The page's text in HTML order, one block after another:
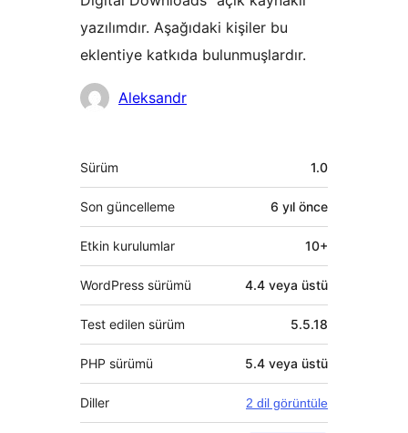
yazılımdır. Aşağıdaki kişiler bu
eklentiye katkıda bulunmuşlardır.
KatkıdaAleksandr
Meta
Sürüm 1.0
Son güncelleme 6 yıl önce
Etkin kurulumlar 10+
WordPress sürümü 4.4 veya üstü
Test edilen sürüm 5.5.18
PHP sürümü 5.4 veya üstü
Diller 2 dil görüntüle